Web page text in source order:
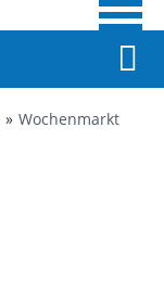
Wochenmarkt